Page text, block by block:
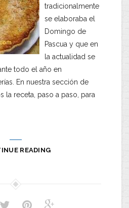
tradicionalmente
se elaboraba el
Domingo de
Pascua y que en
la actualidad se
todo el año en
En nuestra sección de
la receta, paso a paso, para
READING